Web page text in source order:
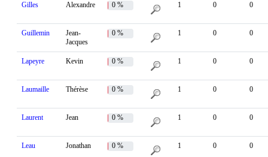
Gilles Alexandre 0 % 1 0 0
Guillemin
Jean-
Jacques
0 % 1 0 0
Lapeyre Kevin 0 % 1 0 0
Laumaille Thérèse 0 % 1 0 0
Laurent Jean 0 % 1 0 0
Leau Jonathan 0 % 1 0 0